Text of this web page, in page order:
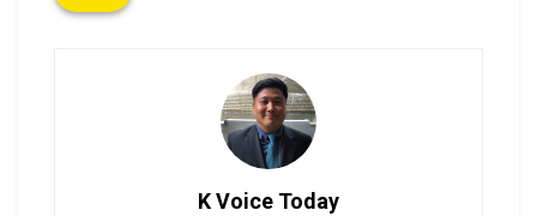
K Voice Today